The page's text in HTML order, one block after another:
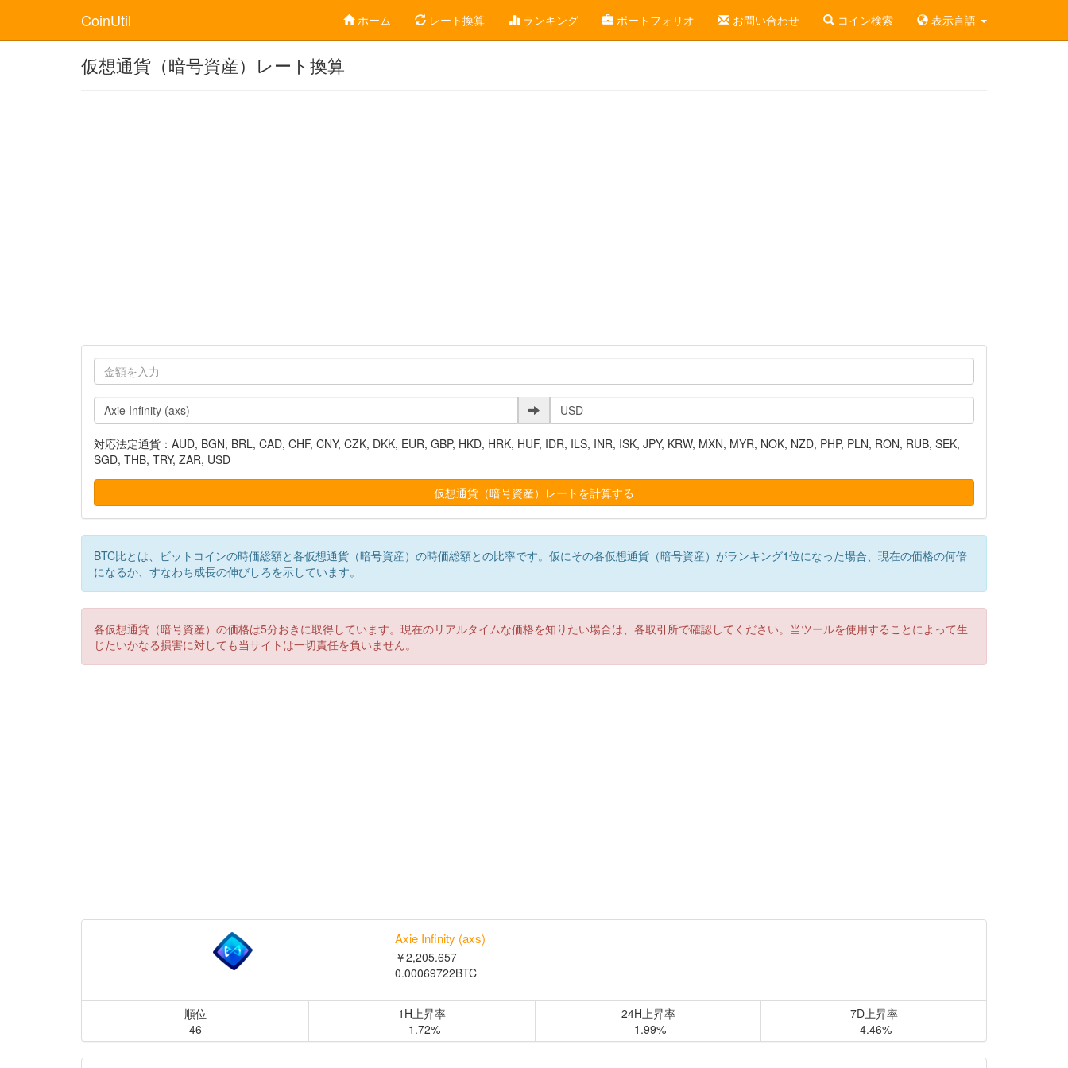
CoinUtil ホーム レート換算 ランキング ポートフォリオ お問い合わせ コイン検索 表示言語
仮想通貨（暗号資産）レート換算
対応法定通貨：AUD, BGN, BRL, CAD, CHF, CNY, CZK, DKK, EUR, GBP, HKD, HRK, HUF, IDR, ILS, INR, ISK, JPY, KRW, MXN, MYR, NOK, NZD, PHP, PLN, RON, RUB, SEK,
SGD, THB, TRY, ZAR, USD
BTC比とは、ビットコインの時価総額と各仮想通貨（暗号資産）の時価総額との比率です。仮にその各仮想通貨（暗号資産）がランキング1位になった場合、現在の価格の何倍
になるか、すなわち成長の伸びしろを示しています。
各仮想通貨（暗号資産）の価格は5分おきに取得しています。現在のリアルタイムな価格を知りたい場合は、各取引所で確認してください。当ツールを使用することによって生
じたいかなる損害に対しても当サイトは一切責任を負いません。
Axie Infinity (axs)
￥2,205.657
0.00069722BTC
順位
46
1H上昇率
-1.72%
24H上昇率
-1.99%
7D上昇率
-4.46%